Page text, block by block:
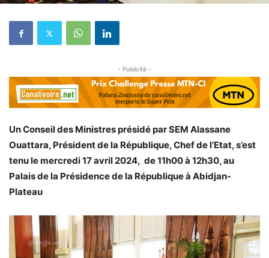
- Publicité -
Un Conseil des Ministres présidé par SEM Alassane
Ouattara, Président de la République, Chef de l’Etat, s’est
tenu le mercredi 17 avril 2024, de 11h00 à 12h30, au
Palais de la Présidence de la République à Abidjan-
Plateau